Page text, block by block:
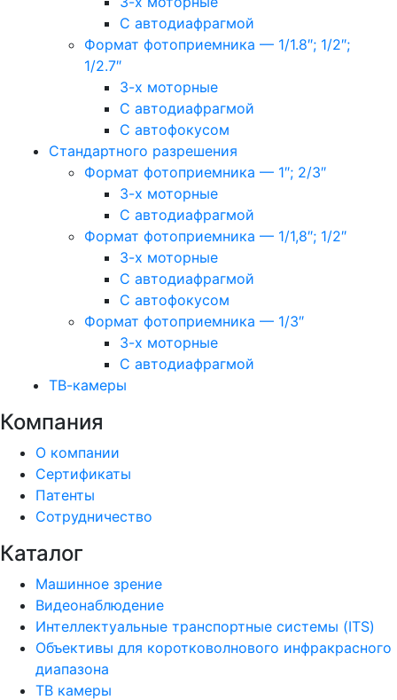
С автодиафрагмой
Формат фотоприемника — 1/1.8″; 1/2″;
1/2.7″
3-х моторные
С автодиафрагмой
С автофокусом
Стандартного разрешения
Формат фотоприемника — 1″; 2/3″
3-х моторные
С автодиафрагмой
Формат фотоприемника — 1/1,8″; 1/2″
3-х моторные
С автодиафрагмой
С автофокусом
Формат фотоприемника — 1/3″
3-х моторные
С автодиафрагмой
ТВ-камеры
Компания
О компании
Сертификаты
Патенты
Сотрудничество
Каталог
Машинное зрение
Видеонаблюдение
Интеллектуальные транспортные системы (ITS)
Объективы для коротковолнового инфракрасного
диапазона
ТВ камеры